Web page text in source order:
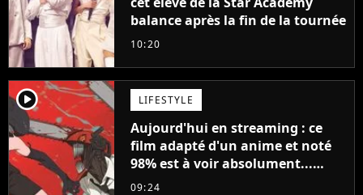
balance après la fin de la tournée
10:20
player2 LIFESTYLE
Aujourd'hui en streaming : ce
film adapté d'un anime et noté
98% est à voir absolument...
sinon vous ne comprendrez plus
09:24